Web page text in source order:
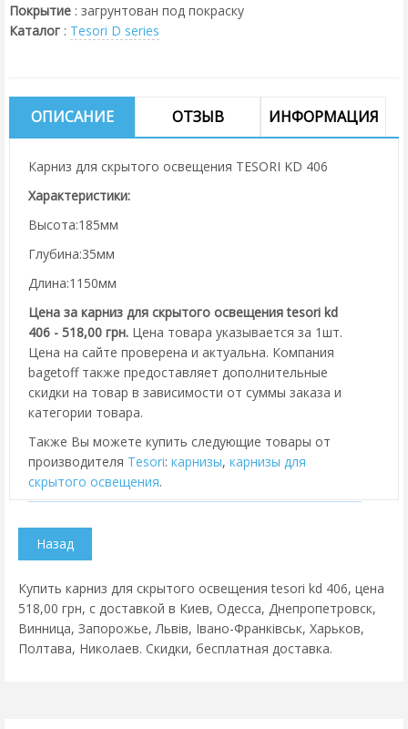
Покрытие : загрунтован под покраску
Каталог : Tesori D series
ОПИСАНИЕ ОТЗЫВ ИНФОРМАЦИЯ
Карниз для скрытого освещения TESORI KD 406
Характеристики:
Высота:185мм
Глубина:35мм
Длина:1150мм
Цена за карниз для скрытого освещения tesori kd
406 - 518,00 грн. Цена товара указывается за 1шт.
Цена на сайте проверена и актуальна. Компания
bagetoff также предоставляет дополнительные
скидки на товар в зависимости от суммы заказа и
категории товара.
Также Вы можете купить следующие товары от
производителя Tesori: карнизы, карнизы для
скрытого освещения.
Купить карниз для скрытого освещения tesori kd 406, цена
518,00 грн, с доставкой в Киев, Одесса, Днепропетровск,
Винница, Запорожье, Львів, Івано-Франківськ, Харьков,
Полтава, Николаев. Скидки, бесплатная доставка.